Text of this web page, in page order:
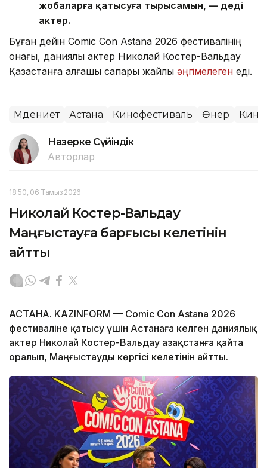
жобаларға қатысуға тырысамын, — деді
актер.
Бұған дейін Comic Con Astana 2026 фестивалінің
қонағы, даниялық актер Николай Костер-Вальдау
Қазақстанға алғашқы сапары жайлы әңгімелеген еді.
Мәдениет Астана Кинофестиваль Өнер Кино
Назерке Сүйіндік
Авторлар
18:50, 06 Тамыз 2026
Николай Костер-Вальдау
Маңғыстауға барғысы келетінін
айтты
АСТАНА. KAZINFORM — Comic Con Astana 2026
фестиваліне қатысу үшін Астанаға келген даниялық
актер Николай Костер-Вальдау Қазақстанға қайта
оралып, Маңғыстауды көргісі келетінін айтты.